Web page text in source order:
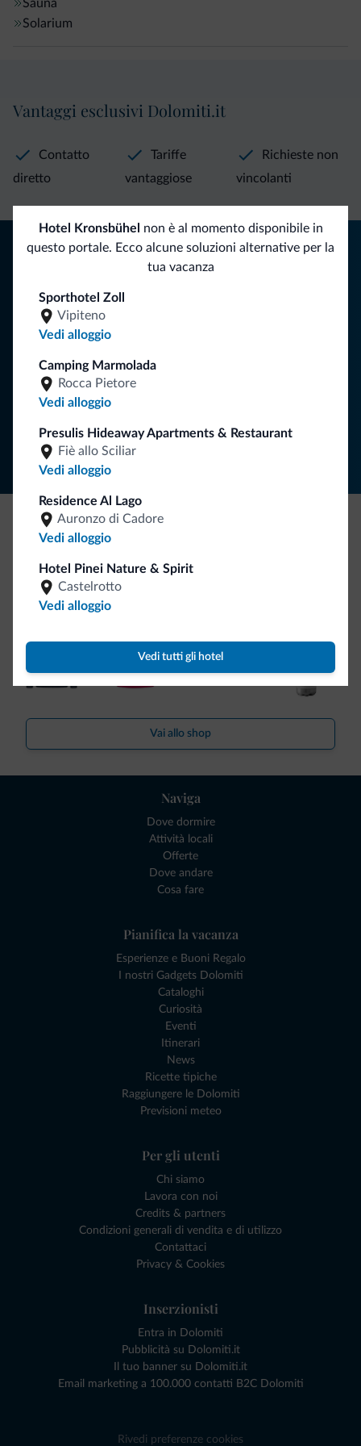
Sauna
Solarium
Hotel Kronsbühel
non è al momento disponibile in
questo portale. Ecco alcune soluzioni alternative per la
tua vacanza
Sporthotel Zoll
Vipiteno
Vedi alloggio
Camping Marmolada
Rocca Pietore
Vedi alloggio
Presulis Hideaway Apartments & Restaurant
Fiè allo Sciliar
Vedi alloggio
Residence Al Lago
Auronzo di Cadore
Vedi alloggio
Hotel Pinei Nature & Spirit
Castelrotto
Vedi alloggio
Vedi tutti gli hotel
Vantaggi esclusivi Dolomiti.it
Contatto
diretto
Tariffe
vantaggiose
Richieste non
vincolanti
Consigli dalle Dolomiti
vacanza nelle Dolomiti.
ISCRIVITI ALLA NEWSLETTER
Be Original, scopri la nuova collezione
Ce l'avete chiesto in tanti. Ecco la nuova collezione firmata
Dolomiti.it!
Vai allo shop
Naviga
Dove dormire
Attività locali
Offerte
Dove andare
Cosa fare
Pianifica la vacanza
Esperienze e Buoni Regalo
I nostri Gadgets Dolomiti
Cataloghi
Curiosità
Eventi
Itinerari
News
Ricette tipiche
Raggiungere le Dolomiti
Previsioni meteo
Per gli utenti
Chi siamo
Lavora con noi
Credits & partners
Condizioni generali di vendita e di utilizzo
Contattaci
Privacy & Cookies
Inserzionisti
Entra in Dolomiti
Pubblicità su Dolomiti.it
Il tuo banner su Dolomiti.it
Email marketing a 100.000 contatti B2C Dolomiti
Rivedi preferenze cookies